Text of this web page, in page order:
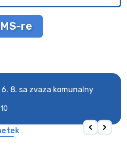
re
8. sa zvaza komunalny